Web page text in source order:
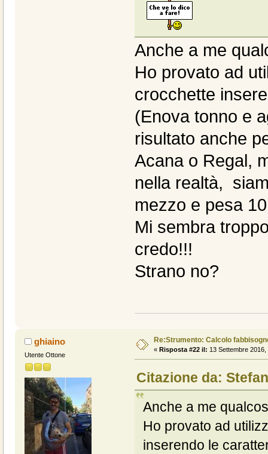
Anche a me
Ho provato ad
crocchette
(Enova tonno e
risultato anche
Acana o Regal,
nella realtà,
mezzo e pesa
Mi sembra
credo!!!
Strano no?
ghiaino
Utente Ottone
Re:Strumento: Calcolo
« Risposta #22 il: 13 Settembre 2016,
Citazione da:
Anche a me
Ho provato ad
inserendo le